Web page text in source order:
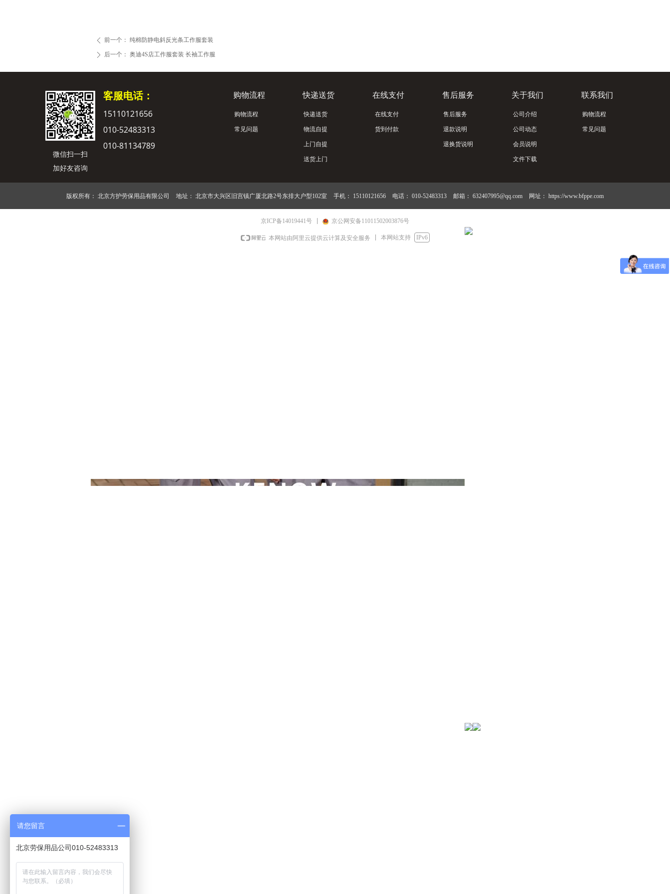
ꄴ 前一个： 纯棉防静电斜反光条工作服套装
ꄲ 后一个： 奥迪4S店工作服套装 长袖工作服
微信扫一扫
加好友咨询
客服电话：
15110121656
010-52483313
010-81134789
购物流程 快递送货 在线支付 售后服务 关于我们 联系我们
购物流程
常见问题
快递送货
物流自提
上门自提
送货上门
在线支付
货到付款
售后服务
退款说明
退换货说明
公司介绍
公司动态
会员说明
文件下载
购物流程
常见问题
版权所有： 北京方护劳保用品有限公司 地址： 北京市大兴区旧宫镇广厦北路2号东排大户型102室 手机： 15110121656 电话： 010-52483313 邮箱： 632407995@qq.com 网址： https://www.bfppe.com
京ICP备14019441号 京公网安备11011502003876号
本网站由阿里云提供云计算及安全服务 本网站支持 IPv6
请您留言
北京劳保用品公司010-52483313